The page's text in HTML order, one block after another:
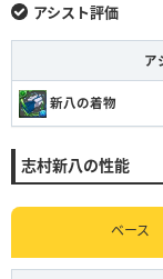
アシスト評価
ア
新八の着物
志村新八の性能
ベース